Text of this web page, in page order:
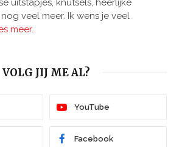
uitstapjes, knutsels, heerlijke
veel meer. Ik wens je veel
meer…
VOLG JIJ ME AL?
YouTube
Facebook